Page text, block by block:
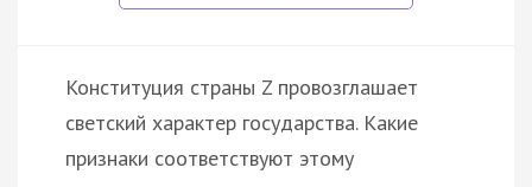
Конституция страны Z провозглашает
светский характер государства. Какие
признаки соответствуют этому